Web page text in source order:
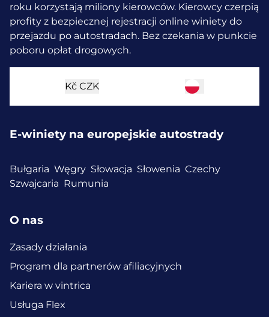
roku korzystają miliony kierowców. Kierowcy czerpią
profity z bezpiecznej rejestracji online winiety do
przejazdu po autostradach. Bez czekania w punkcie
poboru opłat drogowych.
Kč CZK
E-winiety na europejskie autostrady
Bułgaria Węgry Słowacja Słowenia Czechy
Szwajcaria Rumunia
O nas
Zasady działania
Program dla partnerów afiliacyjnych
Kariera w vintrica
Usługa Flex